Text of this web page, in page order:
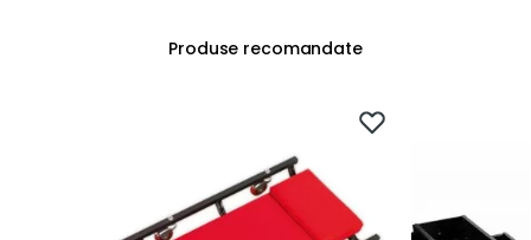
Produse recomandate